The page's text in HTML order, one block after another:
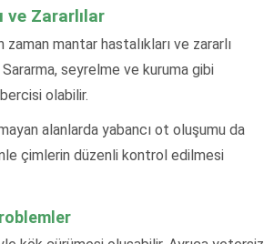
ve Zararlılar
zaman mantar hastalıkları ve zararlı
seyrelme ve kuruma gibi
olabilir.
alanlarda yabancı ot oluşumu da
çimlerin düzenli kontrol edilmesi